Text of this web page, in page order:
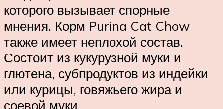
которого вызывает спорные
мнения. Корм Purina Cat Chow
также имеет неплохой состав.
Состоит из кукурузной муки и
глютена, субпродуктов из индейки
или курицы, говяжьего жира и
соевой муки.